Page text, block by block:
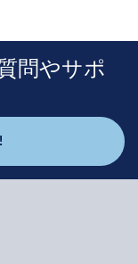
問やサポ